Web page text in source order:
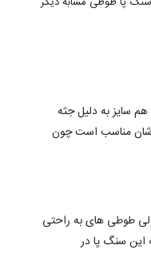
سایز به دلیل جثه
مناسب است چون
طوطی های به راحتی
این سنگ پا در